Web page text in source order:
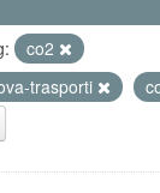
co2
trasporti